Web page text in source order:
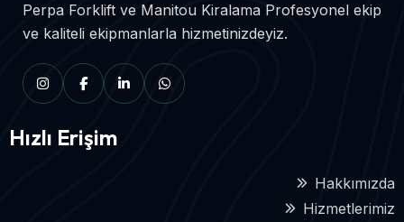
Perpa Forklift ve Manitou Kiralama Profesyonel ekip
ve kaliteli ekipmanlarla hizmetinizdeyiz.
Hızlı Erişim
Hakkımızda
Hizmetlerimiz